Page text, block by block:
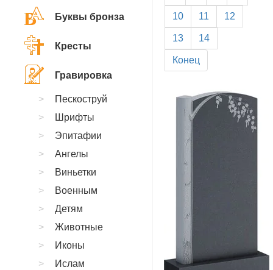
10 11 12
13 14
Конец
Буквы бронза
Кресты
Гравировка
Пескоструй
Шрифты
Эпитафии
Ангелы
Виньетки
Военным
Детям
Животные
Иконы
Ислам